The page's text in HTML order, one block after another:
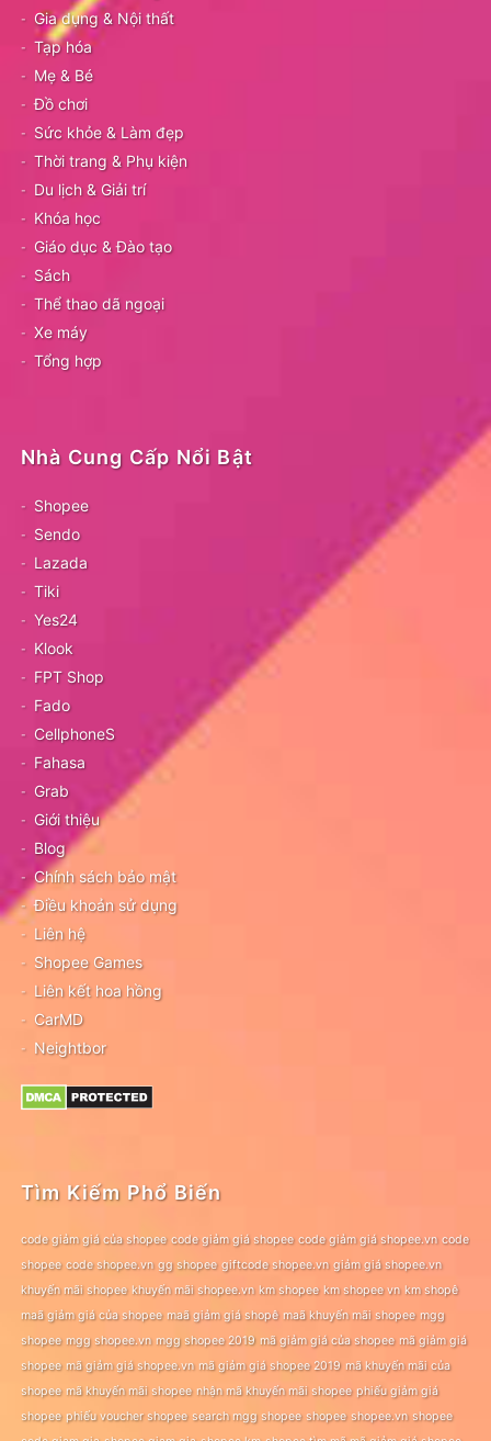
Gia dụng & Nội thất
Tạp hóa
Mẹ & Bé
Đồ chơi
Sức khỏe & Làm đẹp
Thời trang & Phụ kiện
Du lịch & Giải trí
Khóa học
Giáo dục & Đào tạo
Sách
Thể thao dã ngoại
Xe máy
Tổng hợp
Nhà Cung Cấp Nổi Bật
Shopee
Sendo
Lazada
Tiki
Yes24
Klook
FPT Shop
Fado
CellphoneS
Fahasa
Grab
Giới thiệu
Blog
Chính sách bảo mật
Điều khoản sử dụng
Liên hệ
Shopee Games
Liên kết hoa hồng
CarMD
Neightbor
Tìm Kiếm Phổ Biến
code giảm giá của shopee code giảm giá shopee code giảm giá shopee.vn code
shopee code shopee.vn gg shopee giftcode shopee.vn giảm giá shopee.vn
khuyến mãi shopee khuyến mãi shopee.vn km shopee km shopee vn km shopê
maã giảm giá của shopee maã giảm giá shopê maã khuyến mãi shopee mgg
shopee mgg shopee.vn mgg shopee 2019 mã giảm giá của shopee mã giảm giá
shopee mã giảm giá shopee.vn mã giảm giá shopee 2019 mã khuyến mãi của
shopee mã khuyến mãi shopee nhận mã khuyến mãi shopee phiếu giảm giá
shopee phiếu voucher shopee search mgg shopee shopee shopee.vn shopee